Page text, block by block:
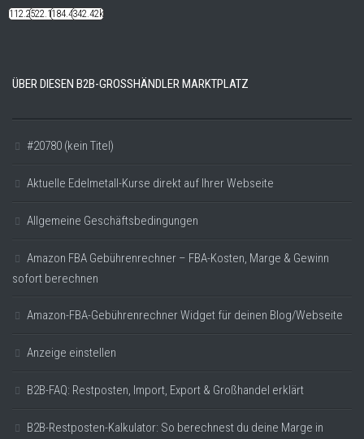
112.22k522.14k184.48k342.42k
ÜBER DIESEN B2B-GROSSHÄNDLER MARKTPLATZ
#20780 (kein Titel)
Aktuelle Edelmetall-Kurse direkt auf Ihrer Webseite
Allgemeine Geschäftsbedingungen
Amazon FBA Gebührenrechner – FBA-Kosten, Marge & Gewinn
sofort berechnen
Amazon-FBA-Gebührenrechner Widget für deinen Blog/Webseite
Anzeige einstellen
B2B-FAQ: Restposten, Import, Export & Großhandel erklärt
B2B-Restposten-Kalkulator: So berechnest du deine Marge in